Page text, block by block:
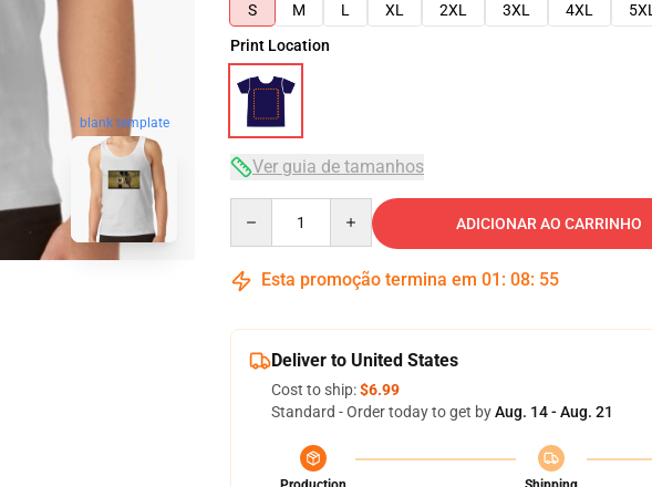
blank template
S
M L XL 2XL 3XL 4XL
5XL
Print Location
Ver guia de tamanhos
ADICIONAR AO CARRINHO
Esta promoção termina em 01 : 08: 54
Deliver to United States
Cost to ship:$6.99
Standard - Order today to get byAug. 14 - Aug. 21